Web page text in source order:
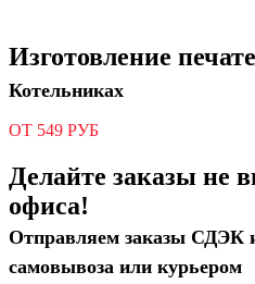
Изготовление
Котельниках
ОТ 549 РУБ
Делайте заказы не
офиса!
Отправляем заказы СДЭК
самовывоза или курьером